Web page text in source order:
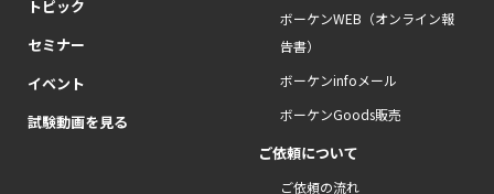
トピック
セミナー
イベント
試験動画を見る
ボーケンWEB（オンライン報
告書）
ボーケンinfoメール
ボーケンGoods販売
ご依頼について
ご依頼の流れ